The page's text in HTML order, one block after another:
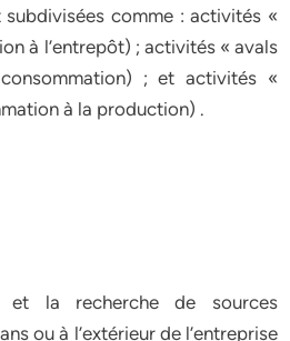
comme : activités «
à l’entrepôt) ; activités « avals
; et activités «
à la production) .
et la recherche de sources
ou à l’extérieur de l’entreprise